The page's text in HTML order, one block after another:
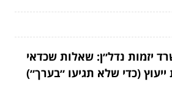
יזמות נדל״ן: שאלות שכדאי
(כדי שלא תגיעו ״בערך״)